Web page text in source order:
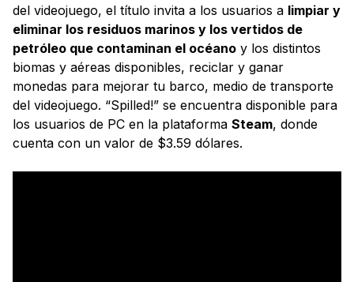
del videojuego, el título invita a los usuarios a limpiar y
eliminar los residuos marinos y los vertidos de
petróleo que contaminan el océano y los distintos
biomas y aéreas disponibles, reciclar y ganar
monedas para mejorar tu barco, medio de transporte
del videojuego. “Spilled!” se encuentra disponible para
los usuarios de PC en la plataforma Steam, donde
cuenta con un valor de $3.59 dólares.